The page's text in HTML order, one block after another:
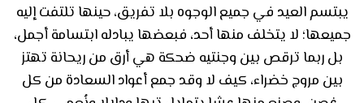
يبتسم العيد في جميع الوجوه بلا تفريق، حينها تلتفت إليه
جميعها؛ لا يتخلف منها أحد، فبعضها يبادله ابتسامة أجمل،
بل ربما ترقص بين وجنتيه ضحكة هي أرق من ريحانة تهتز
بين مروج خضراء، كيف لا وقد جمع أعواد السعادة من كل